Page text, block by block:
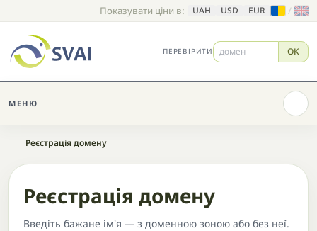
Показувати ціни в: UAH USD EUR /
ПЕРЕВІРИТИ OK
МЕНЮ
Головна
Реєстрація домену
Реєстрація домену
Введіть бажане ім'я — з доменною зоною або без неї.